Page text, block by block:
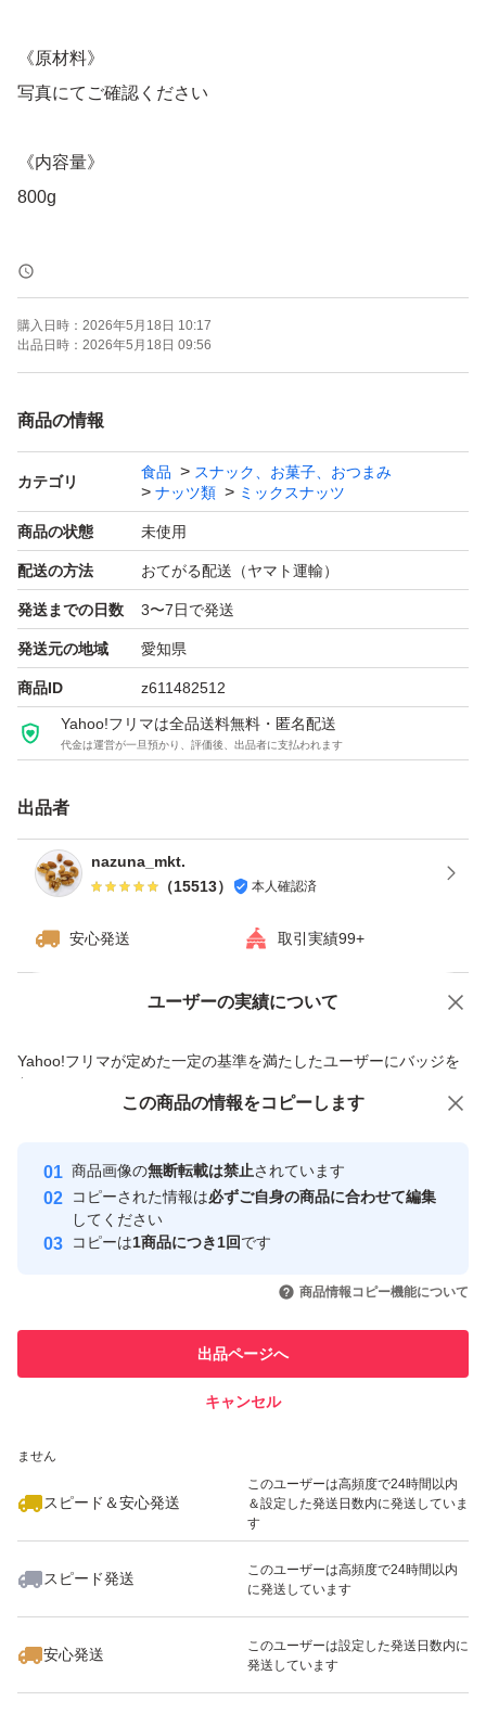
《原材料》
写真にてご確認ください
《内容量》
800g
《賞味期限》
ご注文より約150日
(画像の賞味期限はサンプルになります。ご注文を受けて
から製造します！)
アメリカ産ノンパレル種の素焼きアーモンド、アメリカ産
の生くるみ、ベトナム産の深煎りカシューナッツの3種ミ
ックスナッツです♪
通常より深煎りで香ばしいカシューナッツを使用しており
ます^ ^
★全てご注文いただいてから袋詰いたしますので、新鮮な
ナッツをお届けいたします^ - ^
★チャック付き袋でのお届けですので、保存にも便利！
もナッツがしけてしまう可能性がございます。ご理解・ご
了承下さい。
#素焼きアーモンド
#ドライフルーツ
#ナッツミックス
購入日時： 2026年5月18日 10:17
出品日時： 2026年5月18日 09:56
商品の情報
カテゴリ
食品
スナック、お菓子、おつまみ
ナッツ類
ミックスナッツ
商品の状態 未使用
配送の方法 おてがる配送（ヤマト運輸）
発送までの日数 3〜7日で発送
発送元の地域 愛知県
商品ID z611482512
Yahoo!フリマは全品送料無料・匿名配送
代金は運営が一旦預かり、評価後、出品者に支払われます
出品者
nazuna_mkt.
（15513） 本人確認済
安心発送 取引実績99+
ユーザーの実績について
Yahoo!フリマが定めた一定の基準を満たしたユーザーにバッジを
付与しています
安心取引出品者
心・安全なユーザーです
取引実績
引を完了させた実績があります
での取引実績があります
ません
スピード＆安心発送
このユーザーは高頻度で24時間以内
＆設定した発送日数内に発送していま
す
スピード発送
このユーザーは高頻度で24時間以内
に発送しています
安心発送
このユーザーは設定した発送日数内に
発送しています
価格の相談 商品への質問
この商品の情報をコピーします
商品画像の無断転載は禁止されています
コピーされた情報は必ずご自身の商品に合わせて編集
してください
コピーは1商品につき1回です
商品情報コピー機能について
出品ページへ
キャンセル
この商品をみている人にオススメ
いいね！
1,580